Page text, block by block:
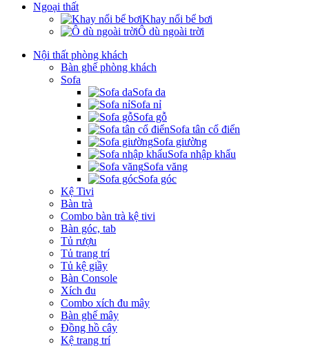
Ngoại thất
Khay nổi bể bơi
Ô dù ngoài trời
Nội thất phòng khách
Bàn ghế phòng khách
Sofa
Sofa da
Sofa nỉ
Sofa gỗ
Sofa tân cổ điển
Sofa giường
Sofa nhập khẩu
Sofa văng
Sofa góc
Kệ Tivi
Bàn trà
Combo bàn trà kệ tivi
Bàn góc, tab
Tủ rượu
Tủ trang trí
Tủ kệ giầy
Bàn Console
Xích đu
Combo xích đu mây
Bàn ghế mây
Đồng hồ cây
Kệ trang trí